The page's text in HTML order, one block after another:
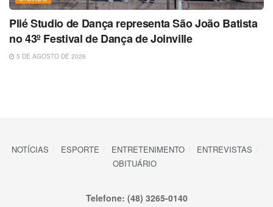
Plié Studio de Dança representa São João Batista
no 43º Festival de Dança de Joinville
5 DE AGOSTO DE 2026
NOTÍCIAS ESPORTE ENTRETENIMENTO
ENTREVISTAS
OBITUÁRIO
Telefone: (48) 3265-0140